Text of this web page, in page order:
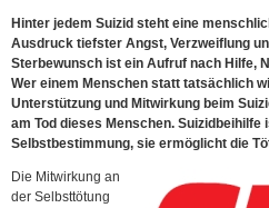
Hinter jedem Suizid steht eine
Ausdruck tiefster Angst, Verzweiflung
Sterbewunsch ist ein Aufruf nach Hilfe,
Wer einem Menschen statt tatsächlich
Unterstützung und Mitwirkung beim
am Tod dieses Menschen. Suizidbeihilfe
Selbstbestimmung, sie ermöglicht die
Die Mitwirkung an
der Selbsttötung